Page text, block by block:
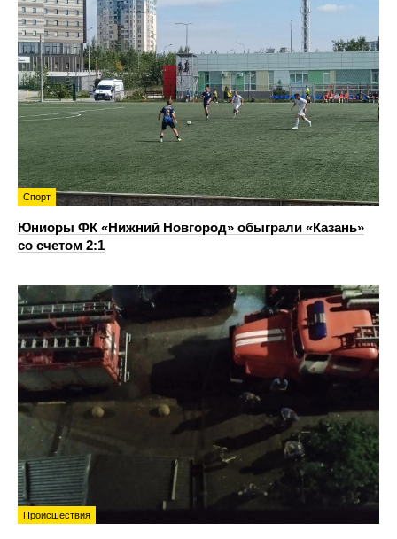
Спорт
Юниоры ФК «Нижний Новгород» обыграли «Казань»
со счетом 2:1
Происшествия